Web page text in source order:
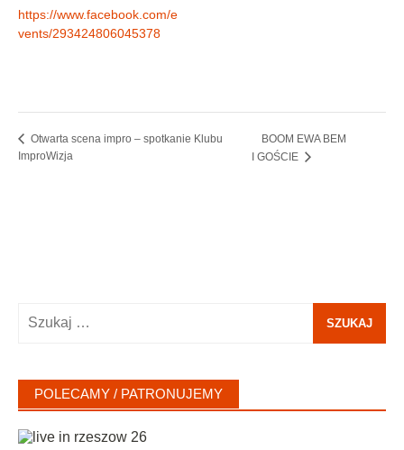
https://www.facebook.com/e
vents/293424806045378
Otwarta scena impro – spotkanie Klubu
ImproWizja
BOOM EWA BEM
I GOŚCIE
POLECAMY / PATRONUJEMY